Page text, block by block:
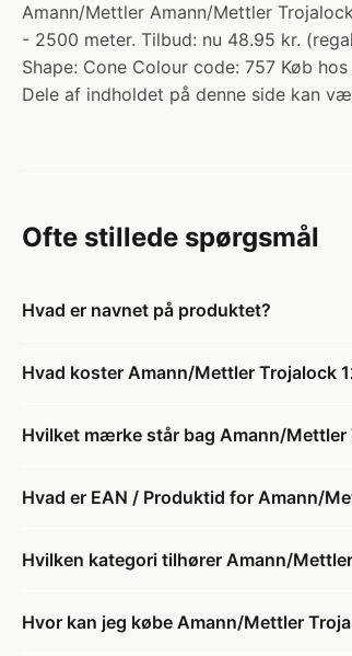
Amann/Mettler Amann/Mettler
- 2500 meter. Tilbud: nu 48.95 kr.
Shape: Cone Colour code: 757 Køb
Dele af indholdet på denne side kan
Ofte stillede spørgsmål
Hvad er navnet på produktet?
Hvad koster Amann/Mettler Trojalock
Hvilket mærke står bag Amann/
Hvad er EAN / Produktid for Amann/
Hvilken kategori tilhører Amann/
Hvor kan jeg købe Amann/Mettler